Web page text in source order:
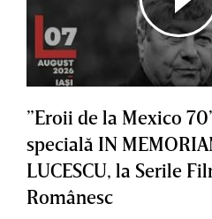
”Eroii de la Mexico
specială IN
LUCESCU, la Serile
Românesc